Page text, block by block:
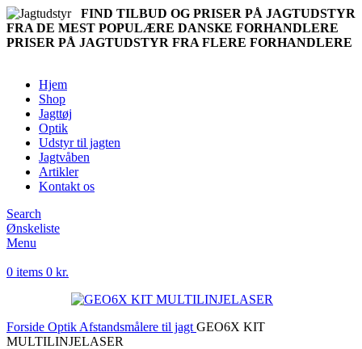
FIND TILBUD OG PRISER PÅ JAGTUDSTYR
FRA DE MEST POPULÆRE DANSKE FORHANDLERE
PRISER PÅ JAGTUDSTYR FRA FLERE FORHANDLERE
Hjem
Shop
Jagttøj
Optik
Udstyr til jagten
Jagtvåben
Artikler
Kontakt os
Search
Ønskeliste
Menu
0 items 0 kr.
Forside Optik Afstandsmålere til jagt GEO6X KIT
MULTILINJELASER